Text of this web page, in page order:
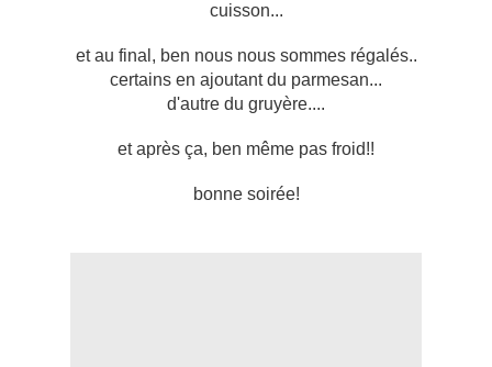
cuisson...
et au final, ben nous nous sommes régalés..
certains en ajoutant du parmesan...
d'autre du gruyère....
et après ça, ben même pas froid!!
bonne soirée!